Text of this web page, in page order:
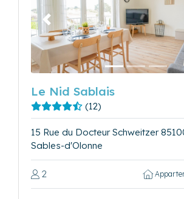
Précédent
Le Nid Sablais
(12)
15 Rue du Docteur Schweitzer
Sables-d'Olonne
2